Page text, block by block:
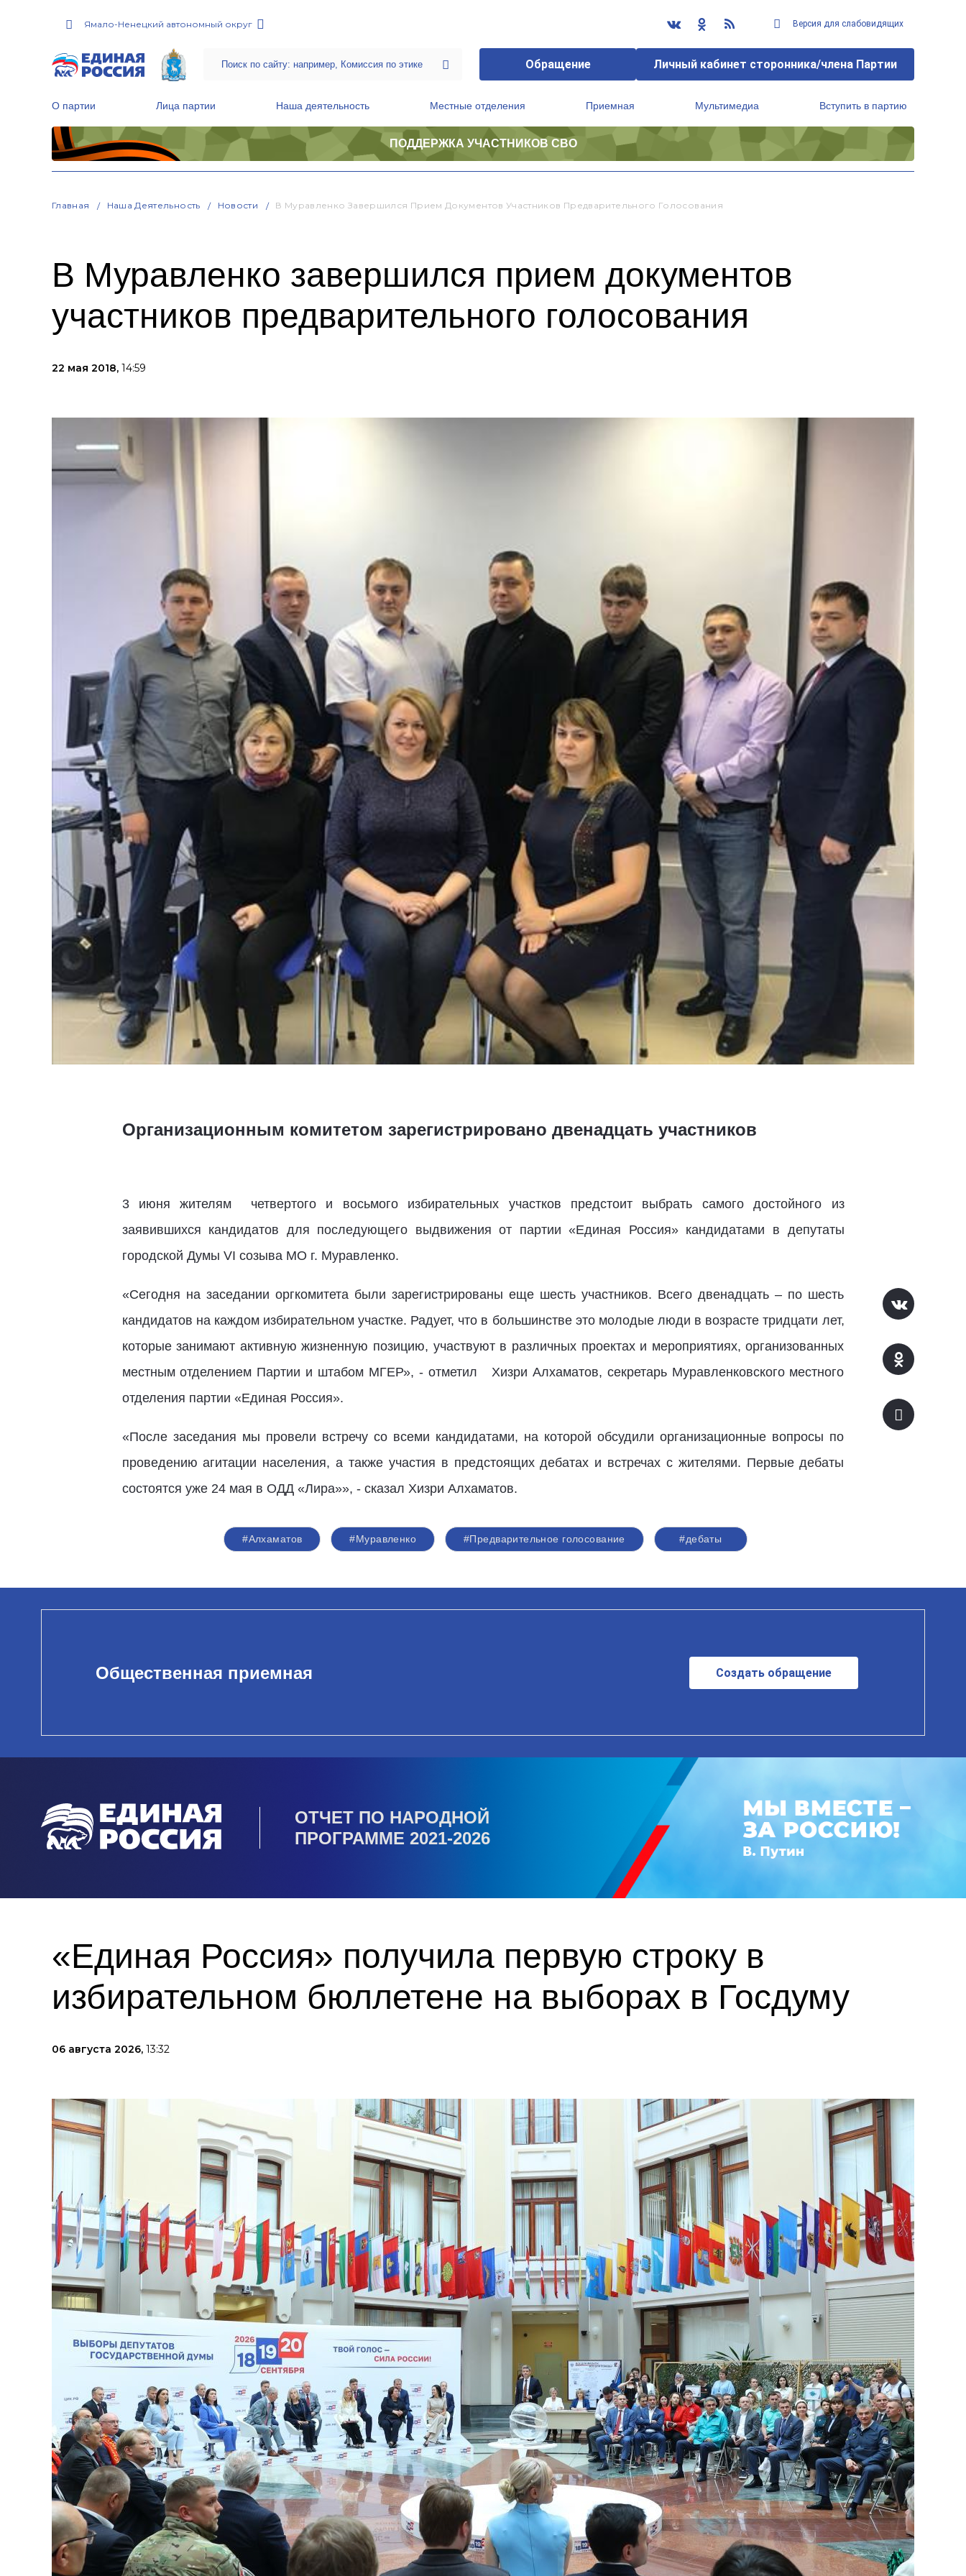
Ямало-Ненецкий автономный округ Версия для слабовидящих
Обращение Личный кабинет сторонника/члена Партии
О партии Лица партии Наша деятельность Местные отделения Приемная Мультимедиа Вступить в партию
ПОДДЕРЖКА УЧАСТНИКОВ СВО
Главная Наша Деятельность Новости В Муравленко Завершился Прием Документов Участников Предварительного Голосования
В Муравленко завершился прием документов
участников предварительного голосования
22 мая 2018, 14:59
Организационным комитетом зарегистрировано двенадцать участников
3 июня жителям четвертого и восьмого избирательных участков предстоит выбрать самого достойного из
заявившихся кандидатов для последующего выдвижения от партии «Единая Россия» кандидатами в депутаты
городской Думы VI созыва МО г. Муравленко.
«Сегодня на заседании оргкомитета были зарегистрированы еще шесть участников. Всего двенадцать – по шесть
кандидатов на каждом избирательном участке. Радует, что в большинстве это молодые люди в возрасте тридцати лет,
которые занимают активную жизненную позицию, участвуют в различных проектах и мероприятиях, организованных
местным отделением Партии и штабом МГЕР», - отметил Хизри Алхаматов, секретарь Муравленковского местного
отделения партии «Единая Россия».
«После заседания мы провели встречу со всеми кандидатами, на которой обсудили организационные вопросы по
проведению агитации населения, а также участия в предстоящих дебатах и встречах с жителями. Первые дебаты
состоятся уже 24 мая в ОДД «Лира»», - сказал Хизри Алхаматов.
#Алхаматов #Муравленко #Предварительное голосование #дебаты
Общественная приемная Создать обращение
ОТЧЕТ ПО НАРОДНОЙ
ПРОГРАММЕ 2021-2026
«Единая Россия» получила первую строку в
избирательном бюллетене на выборах в Госдуму
06 августа 2026, 13:32